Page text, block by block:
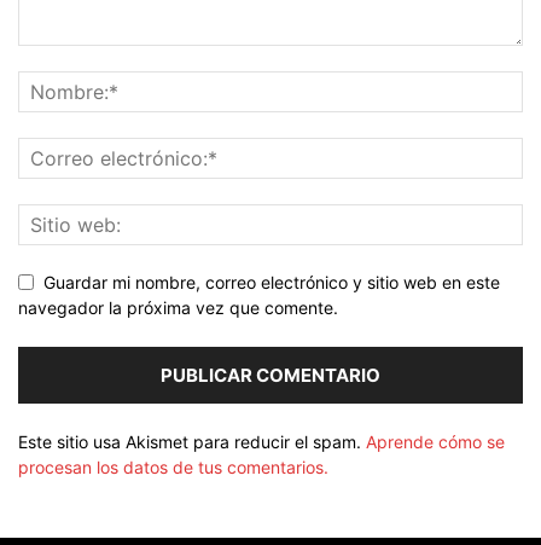
Guardar mi nombre, correo electrónico y sitio web en este
navegador la próxima vez que comente.
Este sitio usa Akismet para reducir el spam. Aprende cómo se
procesan los datos de tus comentarios.